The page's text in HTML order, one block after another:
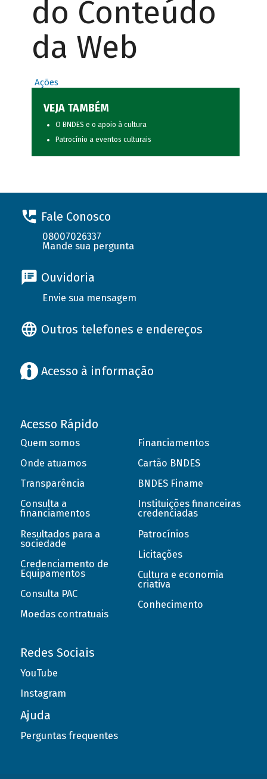
do Conteúdo
da Web
Ações
VEJA TAMBÉM
O BNDES e o apoio à cultura
Patrocínio a eventos culturais
Fale Conosco
08007026337
Mande sua pergunta
Ouvidoria
Envie sua mensagem
Outros telefones e endereços
Acesso à informação
Acesso Rápido
Quem somos
Onde atuamos
Transparência
Consulta a
financiamentos
Resultados para a
sociedade
Credenciamento de
Equipamentos
Consulta PAC
Moedas contratuais
Financiamentos
Cartão BNDES
BNDES Finame
Instituições financeiras
credenciadas
Patrocínios
Licitações
Cultura e economia
criativa
Conhecimento
Redes Sociais
YouTube
Instagram
Ajuda
Perguntas frequentes